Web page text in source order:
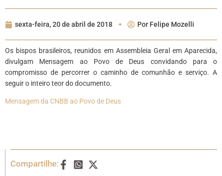
sexta-feira, 20 de abril de 2018 Por Felipe Mozelli
Os bispos brasileiros, reunidos em Assembleia Geral em Aparecida,
divulgam Mensagem ao Povo de Deus convidando para o
compromisso de percorrer o caminho de comunhão e serviço. A
seguir o inteiro teor do documento.
Mensagem da CNBB ao Povo de Deus
Compartilhe: